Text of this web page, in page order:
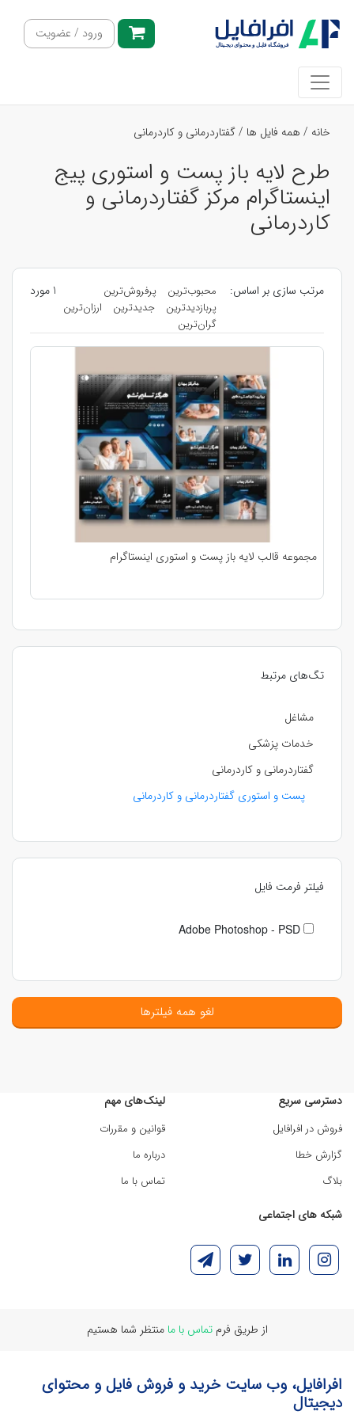
ورود / عضویت
خانه / همه فایل ها /گفتاردرمانی و کاردرمانی
طرح لایه باز پست و استوری پیج
اینستاگرام مرکز گفتاردرمانی و
کاردرمانی
تگ‌های مرتبط
مشاغل
خدمات پزشکی
گفتاردرمانی و کاردرمانی
پست و استوری گفتاردرمانی و کاردرمانی
فیلتر فرمت فایل
Adobe Photoshop - PSD
لغو همه فیلترها
مرتب سازی بر اساس: محبوب‌ترین
پرفروش‌ترین
پربازدیدترین
جدیدترین
ارزان‌ترین
گران‌ترین
1 مورد
مجموعه قالب لایه باز پست و استوری اینستاگرام
دسترسی سریع
فروش در افرافایل
گزارش خطا
بلاگ
لینک‌های مهم
قوانین و مقررات
درباره ما
تماس با ما
شبکه های اجتماعی
از طریق فرمتماس با ما منتظر شما هستیم
افرافایل، وب سایت خرید و فروش فایل و محتوای
دیجیتال